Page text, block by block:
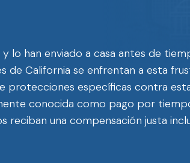
lo han enviado a casa antes de
de California se enfrentan a esta
protecciones específicas contra
conocida como pago por
reciban una compensación justa